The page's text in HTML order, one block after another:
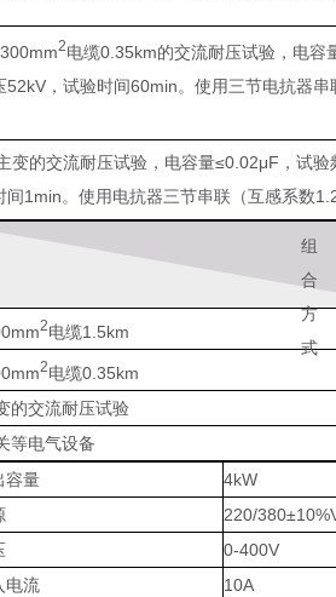
2电缆0.35km的交流耐压试验，电
52kV，试验时间60min。使用三节电抗器
变的交流耐压试验，电容量≤0.02μF，试验
间1min。使用电抗器三节串联（互感系数
组
合
方
式
2电缆1.5km
2电缆0.35km
的交流耐压试验
等电气设备
容量
4kW
220/
0-400V
电流
10A